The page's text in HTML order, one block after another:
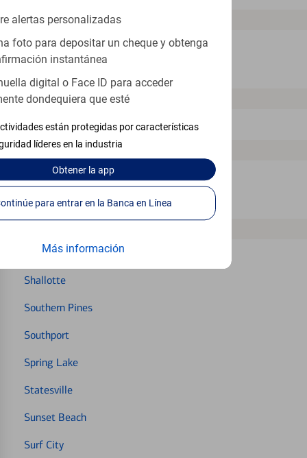
alertas personalizadas
foto para depositar un cheque y obtenga
instantánea
digital o Face ID para acceder
dondequiera que esté
están protegidas por características
líderes en la industria
Obtenerla app
Continúe para entrar en la Banca en Línea
Más información
N
New Bern
P
Pineville
R
Raleigh
Reidsville
Salisbury
Shallotte
Southern Pines
Southport
Spring Lake
Statesville
Sunset Beach
Surf City